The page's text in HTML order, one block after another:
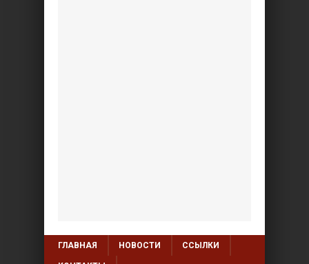
ГЛАВНАЯ НОВОСТИ ССЫЛКИ